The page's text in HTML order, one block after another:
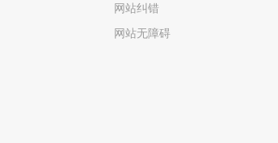
网站纠错
网站无障碍